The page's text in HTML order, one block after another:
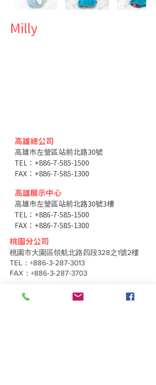
Milly
高雄總公司
高雄市左營區站前北路30號
TEL：+886-7-585-1500
FAX：+886-7-585-1300
高雄展示中心
高雄市左營區站前北路30號3樓
TEL：+886-7-585-1500
FAX：+886-7-585-1300
桃園分公司
桃園市大園區領航北路四段328之1號2樓
TEL：+886-3-287-3013
FAX：+886-3-287-3703
台中市北區太原路二段66號3樓